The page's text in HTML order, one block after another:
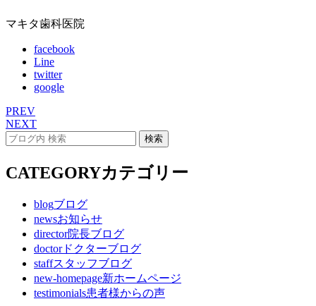
マキタ歯科医院
facebook
Line
twitter
google
PREV
NEXT
CATEGORYカテゴリー
blogブログ
newsお知らせ
director院長ブログ
doctorドクターブログ
staffスタッフブログ
new-homepage新ホームページ
testimonials患者様からの声